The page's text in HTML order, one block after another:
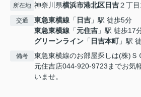
所在地 神奈川県横浜市港北区日吉２丁
交通 東急東横線 「 日吉 」駅 徒歩5分
東急東横線 「元住吉 」駅 徒歩17
グリーンライン 「 日吉本町」駅
備考
東急東横線のお部屋探しは(株)Ｓ
元住吉店044-920-9723までお気
いませ。